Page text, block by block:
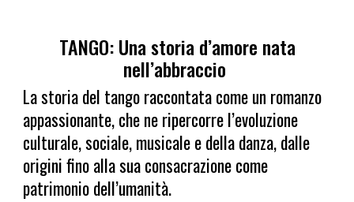
TANGO: Una storia d’amore nata
nell’abbraccio
La storia del tango raccontata come un romanzo
appassionante, che ne ripercorre l’evoluzione
culturale, sociale, musicale e della danza, dalle
origini fino alla sua consacrazione come
patrimonio dell’umanità.